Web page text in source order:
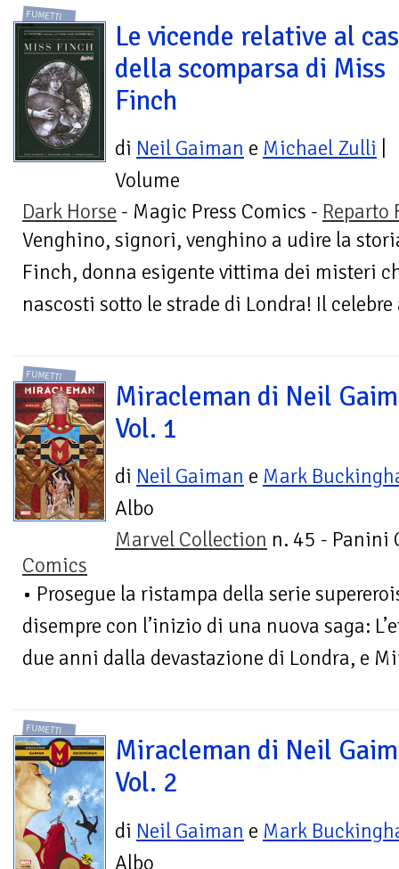
FUMETTI
Le vicende relative al
della scomparsa di Miss
Finch
di Neil Gaiman e Michael Zulli
Volume
Dark Horse - Magic Press Comics - Reparto
Venghino, signori, venghino a udire la
Finch, donna esigente vittima dei misteri
nascosti sotto le strade di Londra! Il
FUMETTI
Miracleman di Neil
Vol. 1
di Neil Gaiman e Mark
Albo
Marvel Collection n. 45 - Panini
Comics
• Prosegue la ristampa della serie
disempre con l’inizio di una nuova saga:
due anni dalla devastazione di Londra, e
FUMETTI
Miracleman di Neil
Vol. 2
di Neil Gaiman e Mark
Albo